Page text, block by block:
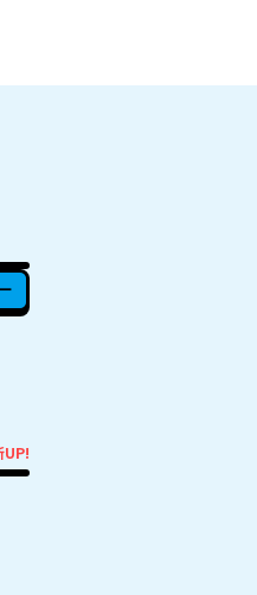
UP!